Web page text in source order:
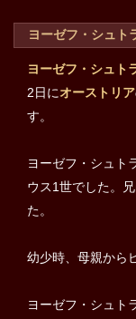
ヨーゼフ・シュト
ヨーゼフ・シュト
2日にオーストリア
す。
ヨーゼフ・シュト
ウス1世でした。
た。
幼少時、母親から
ヨーゼフ・シュト